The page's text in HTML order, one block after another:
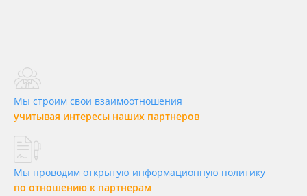
Мы строим свои взаимоотношения
учитывая интересы наших партнеров
Мы проводим открытую информационную политику
по отношению к партнерам